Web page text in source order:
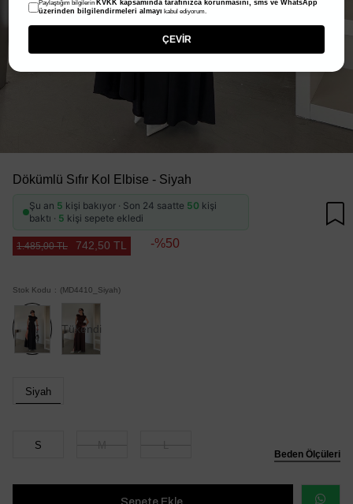
Dökümlü Sıfır Kol Elbise - Siyah
Şu an 5 kişi bakıyor · Son 24 saatte 50 kişi
baktı · 5 kişi sepete ekledi
1.485,00 TL 742,50 TL 50
Stok Kodu (MD4410_Siyah)
Tükendi
Beden Ölçüleri
Siyah
S
Paylaştığım bilgilerin KVKK kapsamında tarafınızca korunmasını, sms ve WhatsApp
üzerinden bilgilendirmeleri almayı kabul ediyorum.
ÇEVİR